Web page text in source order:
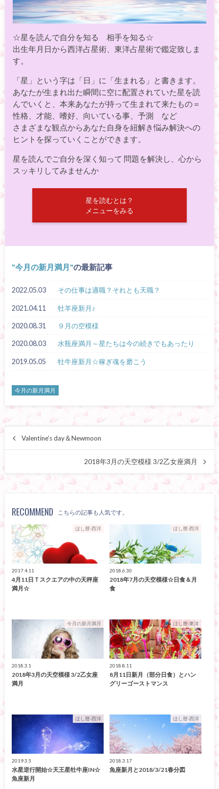
☆星を読んで自分を知る 相手を知る☆
出生年月日から西洋占星術、東洋占星術で鑑定致しま
す。
「星」という字は「日」に「生まれる」と書きます。
あなたが生まれ出た瞬間に空に配置されていた星を読
んでいくと、本来あなたが持って生まれて来たもの＝
性格、才能、嗜好、向いている事、予測 など
さまざまな観点からあなた自身を紐解き悩み解決への
ヒントを探っていくことができます。
星を読んでご自分を深く知って 問題を解決し、心から
スッキリしてみませんか
星を読むとは？
メニューをみる
今月の新月満月 の最新記事
2022.05.03 その仕事は適職？それとも天職？
2021.04.11 牡羊座新月♪
2020.08.31 ９月の空模様
2020.08.03 水瓶座満月～星たちは今の続きでもあったり
2019.05.05 牡牛座新月☆稼ぎ魂を磨こう
今月の新月満月
Valentine’s day＆Newmoon
2018年3月の天空模様 3/2乙女座満月
RECOMMEND こちらの記事も人気です。
ほし暦-西洋
2017.4.11
4月11日Ｔスクエアの中の天秤座
満月☆
ほし暦-西洋
2018.6.30
2018年7月の天空模様☆日食＆月
食
今月の新月満月
2018.3.1
2018年3月の天空模様 3/2乙女座
満月
ほし暦-東洋
2018.8.11
8月11日新月（部分日食）とハン
グリーゴーストマンス
ほし暦-西洋
2019.3.5
水星逆行開始☆天王星牡牛座IN☆
魚座新月
ほし暦-西洋
2018.3.17
魚座新月と2018/3/21春分図